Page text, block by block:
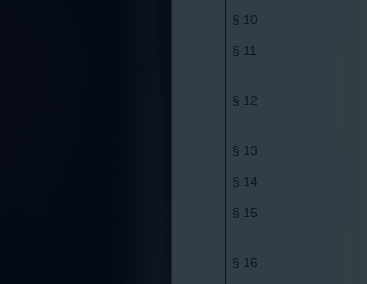
§ 10
§ 11
§ 12
§ 13
§ 14
§ 15
§ 16